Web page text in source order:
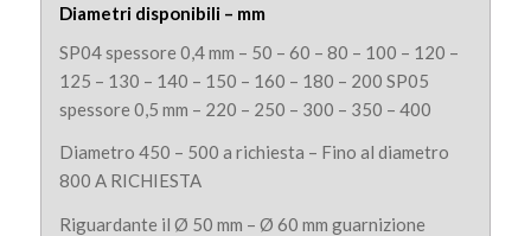
Diametri disponibili – mm
SP04 spessore 0,4 mm – 50 – 60 – 80 – 100 – 120 –
125 – 130 – 140 – 150 – 160 – 180 – 200 SP05
spessore 0,5 mm – 220 – 250 – 300 – 350 – 400
Diametro 450 – 500 a richiesta – Fino al diametro
800 A RICHIESTA
Riguardante il Ø 50 mm – Ø 60 mm guarnizione